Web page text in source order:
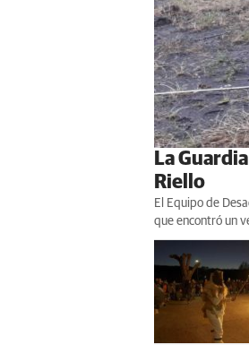
La
Riello
El Equipo de
que encontró un